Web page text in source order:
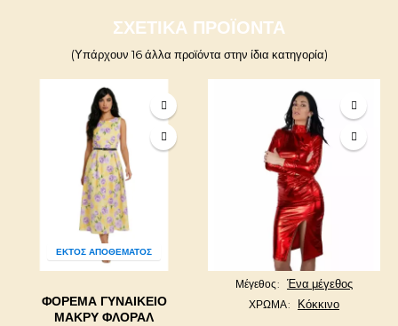
ΣΧΕΤΙΚΆ ΠΡΟΪΌΝΤΑ
(Υπάρχουν 16 άλλα προϊόντα στην ίδια κατηγορία)
ΕΚΤΌΣ ΑΠΟΘΈΜΑΤΟΣ
ΦΌΡΕΜΑ ΓΥΝΑΙΚΕΊΟ
ΜΑΚΡΎ ΦΛΟΡΆΛ
Μέγεθος Ένα μέγεθος
ΧΡΩΜΑ Κόκκινο